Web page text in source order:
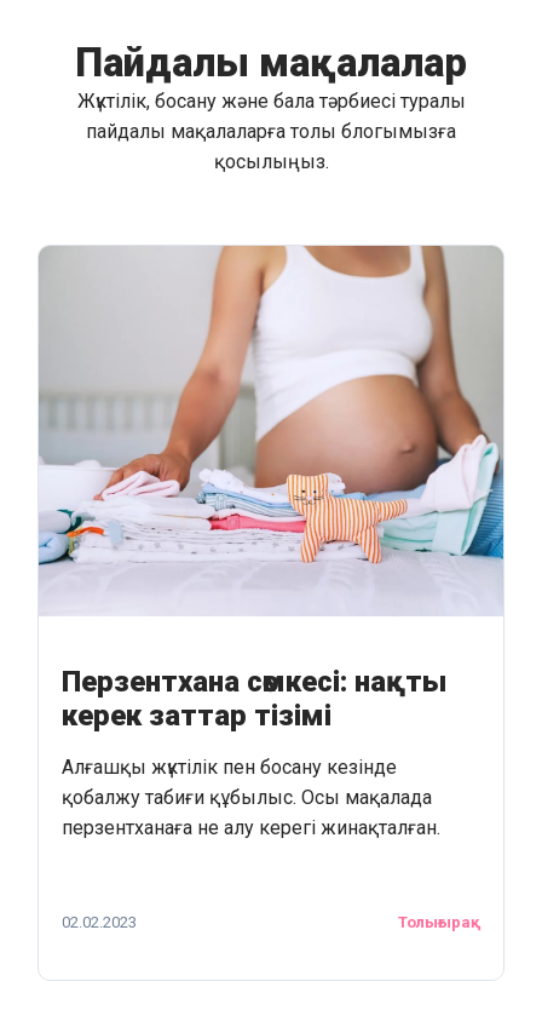
Пайдалы мақалалар
Жүктілік, босану және бала тәрбиесі туралы
пайдалы мақалаларға толы блогымызға
қосылыңыз.
Перзентхана сөмкесі: нақты
керек заттар тізімі
Алғашқы жүктілік пен босану кезінде
қобалжу табиғи құбылыс. Осы мақалада
перзентханаға не алу керегі жинақталған.
02.02.2023 Толығырақ